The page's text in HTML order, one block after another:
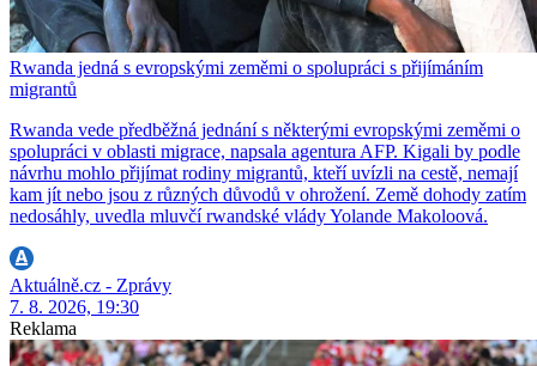
Rwanda jedná s evropskými zeměmi o spolupráci s přijímáním
migrantů
Rwanda vede předběžná jednání s některými evropskými zeměmi o
spolupráci v oblasti migrace, napsala agentura AFP. Kigali by podle
návrhu mohlo přijímat rodiny migrantů, kteří uvízli na cestě, nemají
kam jít nebo jsou z různých důvodů v ohrožení. Země dohody zatím
nedosáhly, uvedla mluvčí rwandské vlády Yolande Makoloová.
Aktuálně.cz - Zprávy
7. 8. 2026, 19:30
Reklama